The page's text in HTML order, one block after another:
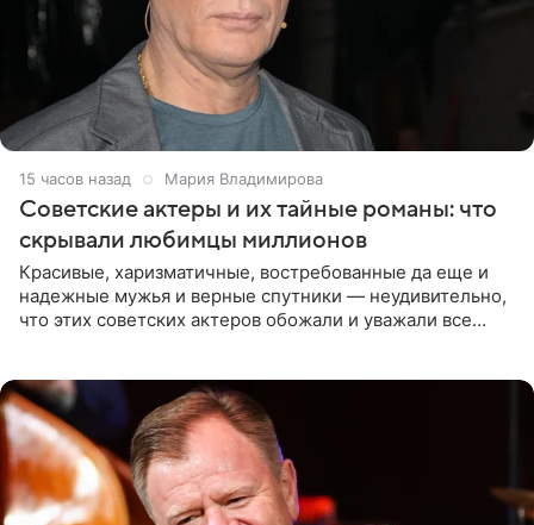
15 часов назад Мария Владимирова
Советские актеры и их тайные романы: что
скрывали любимцы миллионов
Красивые, харизматичные, востребованные да еще и
надежные мужья и верные спутники — неудивительно,
что этих советских актеров обожали и уважали все